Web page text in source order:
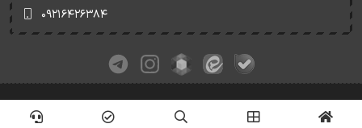
۰۹۲۱۶۴۲۶۳۸۴
کلیه حقوق این وبسایت متعلق به ایران عرضه می‌باشد.